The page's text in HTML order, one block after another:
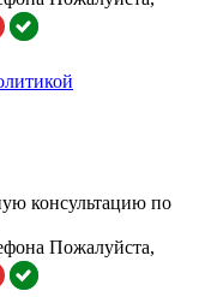
консультацию по
Пожалуйста,